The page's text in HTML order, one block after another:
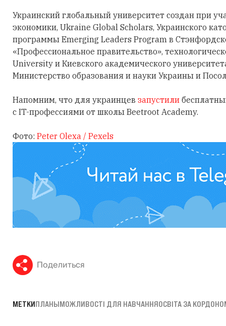
Украинский глобальный университет создан при
экономики, Ukraine Global Scholars, Украинского
программы Emerging Leaders Program в
«Профессиональное правительство»,
University и Киевского академического
Министерство образования и науки Украины и
Напомним, что для украинцев запустили
с IT-профессиями от школы Beetroot Academy.
Фото: Peter Olexa / Pexels
Поделиться
МЕТКИПЛАНЫМОЖЛИВОСТІ ДЛЯ НАВЧАННЯОСВІТА ЗА